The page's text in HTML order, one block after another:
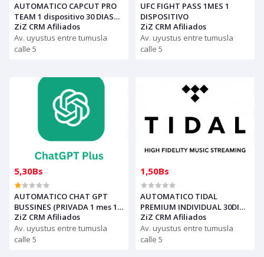
AUTOMATICO CAPCUT PRO
TEAM 1 dispositivo 30 DIAS
PARA REVENDEDORES(solo
con creditos puede comprar)
para soporte escribir al
ZiZ CRM Afiliados
Av. uyustus entre tumusla
calle 5
UFC FIGHT PASS 1MES 1
DISPOSITIVO
ZiZ CRM Afiliados
Av. uyustus entre tumusla
calle 5
5,30Bs
AUTOMATICO CHAT GPT
BUSSINES (PRIVADA 1 mes 1
ADMIN CON 5 INVITACIONES
A CORREO DEL CLIENTE)
ZiZ CRM Afiliados
Av. uyustus entre tumusla
calle 5
1,50Bs
AUTOMATICO TIDAL
PREMIUM INDIVIDUAL 30DIAS
(1 dispositvo)
ZiZ CRM Afiliados
Av. uyustus entre tumusla
calle 5